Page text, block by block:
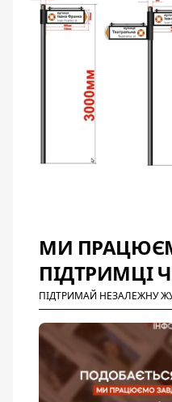
МИ
ПІДТРИМЦІ
ПІДТРИМАЙ НЕЗАЛЕЖНУ